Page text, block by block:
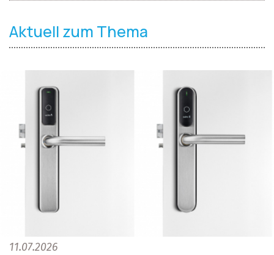
Aktuell zum Thema
11.07.2026